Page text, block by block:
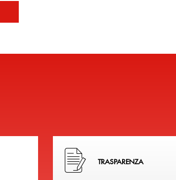
Hai bisogno di alcuni
TRASPARENZA